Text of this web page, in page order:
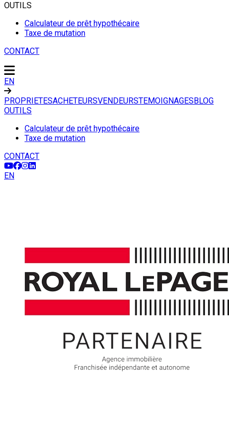
OUTILS
Calculateur de prêt hypothécaire
Taxe de mutation
CONTACT
EN
PROPRIETESACHETEURSVENDEURSTEMOIGNAGESBLOG
OUTILS
Calculateur de prêt hypothécaire
Taxe de mutation
CONTACT
EN